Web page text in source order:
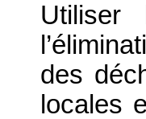
des
locales